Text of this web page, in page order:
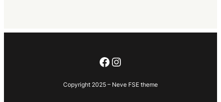
Facebook
Instagram
Copyright 2025 – Neve FSE theme